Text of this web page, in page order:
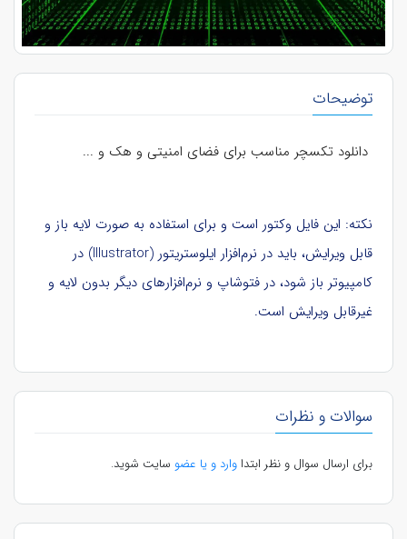
توضیحات
دانلود تکسچر مناسب برای فضای امنیتی و هک و ...
نکته: این فایل وکتور است و برای استفاده به صورت لایه باز و
قابل ویرایش، باید در نرم‌افزار ایلوستریتور (Illustrator) در
کامپیوتر باز شود، در فتوشاپ و نرم‌افزارهای دیگر بدون لایه و
غیرقابل ویرایش است.
سوالات و نظرات
برای ارسال سوال و نظر ابتداوارد و یا عضو سایت شوید.